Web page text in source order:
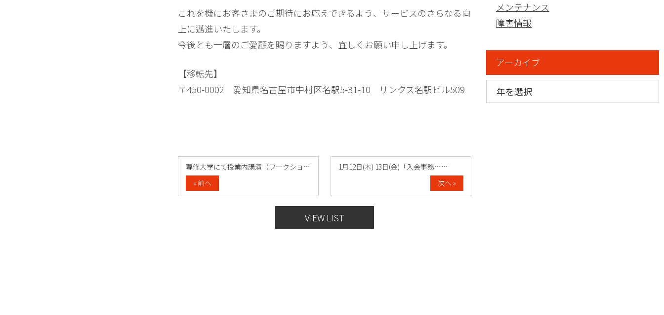
これを機にお客さまのご期待にお応えできるよう、サービスのさらなる向
上に邁進いたします。
今後とも一層のご愛顧を賜りますよう、宜しくお願い申し上げます。
【移転先】
〒450-0002 愛知県名古屋市中村区名駅5-31-10 リンクス名駅ビル509
専修大学にて授業内講演（ワークショップ）……
« 前へ
1月12日(木) 13日(金)「入会事務……
次へ »
VIEW LIST
メンテナンス
障害情報
アーカイブ